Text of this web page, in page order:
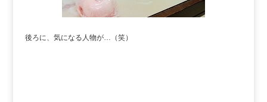
後ろに、気になる人物が…（笑）